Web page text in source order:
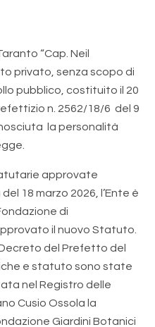
“Cap. Neil
privato, senza scopo di
pubblico, costituito il 20
n. 2562/18/6 del 9
la personalità
approvate
18 marzo 2026, l’Ente è
di
il nuovo Statuto.
del Prefetto del
e statuto sono state
nel Registro delle
Cusio Ossola la
Giardini Botanici